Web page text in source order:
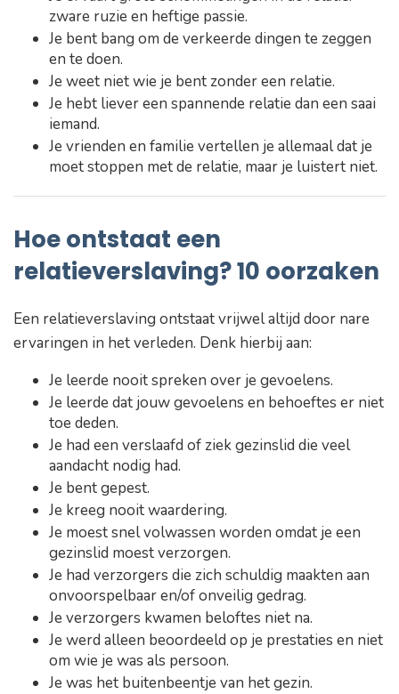
zware ruzie en heftige passie.
Je bent bang om de verkeerde dingen te zeggen
en te doen.
Je weet niet wie je bent zonder een relatie.
Je hebt liever een spannende relatie dan een saai
iemand.
Je vrienden en familie vertellen je allemaal dat je
moet stoppen met de relatie, maar je luistert niet.
Hoe ontstaat een
relatieverslaving? 10 oorzaken
Een relatieverslaving ontstaat vrijwel altijd door nare
ervaringen in het verleden. Denk hierbij aan:
Je leerde nooit spreken over je gevoelens.
Je leerde dat jouw gevoelens en behoeftes er niet
toe deden.
Je had een verslaafd of ziek gezinslid die veel
aandacht nodig had.
Je bent gepest.
Je kreeg nooit waardering.
Je moest snel volwassen worden omdat je een
gezinslid moest verzorgen.
Je had verzorgers die zich schuldig maakten aan
onvoorspelbaar en/of onveilig gedrag.
Je verzorgers kwamen beloftes niet na.
Je werd alleen beoordeeld op je prestaties en niet
om wie je was als persoon.
Je was het buitenbeentje van het gezin.